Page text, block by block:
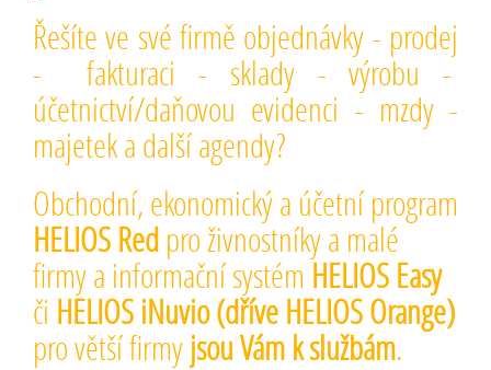
Řešíte ve své firmě objednávky - prodej
- fakturaci - sklady - výrobu -
účetnictví/daňovou evidenci - mzdy -
majetek a další agendy?
Obchodní, ekonomický a účetní program
HELIOS Red pro živnostníky a malé
firmy a informační systém HELIOS Easy
či HELIOS iNuvio (dříve HELIOS Orange)
pro větší firmy jsou Vám k službám.